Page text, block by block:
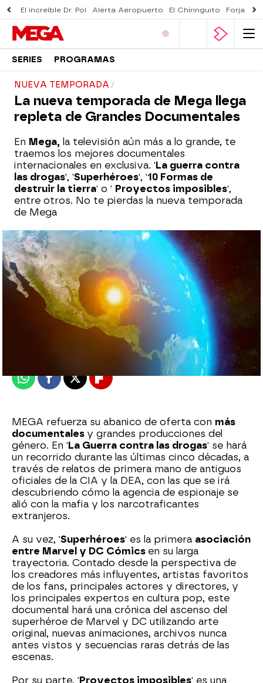
El increíble Dr. Pol Alerta Aeropuerto El Chiringuito Forjado
SERIES PROGRAMAS
NUEVA TEMPORADA
La nueva temporada de Mega llega
repleta de Grandes Documentales
En Mega, la televisión aún más a lo grande, te
traemos los mejores documentales
internacionales en exclusiva. 'La guerra contra
las drogas', 'Superhéroes', '10 Formas de
destruir la tierra' o ' Proyectos imposibles',
entre otros. No te pierdas la nueva temporada
de Mega
Madrid
26 de septiembre de 2018, 12:04
WhatsappFacebook
X Flipboard
MEGA refuerza su abanico de oferta con más
documentales y grandes producciones del
género. En 'La Guerra contra las drogas' se hará
un recorrido durante las últimas cinco décadas, a
través de relatos de primera mano de antiguos
oficiales de la CIA y la DEA, con las que se irá
descubriendo cómo la agencia de espionaje se
alió con la mafia y los narcotraficantes
extranjeros.
A su vez, 'Superhéroes' es la primera asociación
entre Marvel y DC Cómics en su larga
trayectoria. Contado desde la perspectiva de
los creadores más influyentes, artistas favoritos
de los fans, principales actores y directores, y
los principales expertos en cultura pop, este
documental hará una crónica del ascenso del
superhéroe de Marvel y DC utilizando arte
original, nuevas animaciones, archivos nunca
antes vistos y secuencias raras detrás de las
escenas.
Por su parte, 'Proyectos imposibles' es una